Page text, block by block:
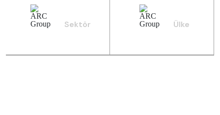
Sektör Ülke